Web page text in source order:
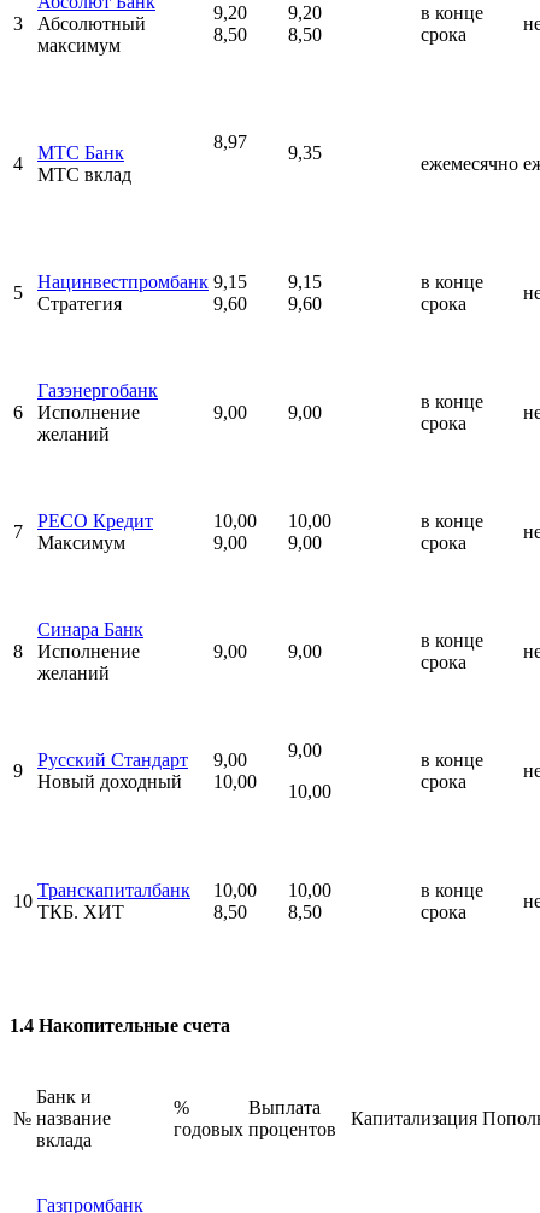
3
Абсолютный
максимум
9,20
8,50
9,20
8,50
в конце
срока
4
МТС Банк
МТС вклад
8,97
9,35
ежемесячно
5
Нацинвестпромбанк
Стратегия
9,15
9,60
9,15
9,60
в конце
срока
6
Газэнергобанк
Исполнение
желаний
9,00 9,00
в конце
срока
7
РЕСО Кредит
Максимум
10,00
9,00
10,00
9,00
в конце
срока
8
Синара Банк
Исполнение
желаний
9,00 9,00
в конце
срока
9
Русский Стандарт
Новый доходный
9,00
10,00
9,00
10,00
в конце
срока
10
Транскапиталбанк
ТКБ. ХИТ
10,00
8,50
10,00
8,50
в конце
срока
1.4 Накопительные счета
№
Банк и
название
вклада
%
годовых
Выплата
процентов
Капитализация
Газпромбанк